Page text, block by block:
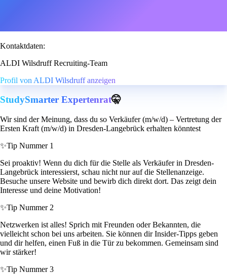
Kontaktdaten:
ALDI Wilsdruff Recruiting-Team
Profil von ALDI Wilsdruff anzeigen
StudySmarter Expertenrat🤫
Wir sind der Meinung, dass du so Verkäufer (m/w/d) – Vertretung der
Ersten Kraft (m/w/d) in Dresden-Langebrück erhalten könntest
✨Tip Nummer 1
Sei proaktiv! Wenn du dich für die Stelle als Verkäufer in Dresden-
Langebrück interessierst, schau nicht nur auf die Stellenanzeige.
Besuche unsere Website und bewirb dich direkt dort. Das zeigt dein
Interesse und deine Motivation!
✨Tip Nummer 2
Netzwerken ist alles! Sprich mit Freunden oder Bekannten, die
vielleicht schon bei uns arbeiten. Sie können dir Insider-Tipps geben
und dir helfen, einen Fuß in die Tür zu bekommen. Gemeinsam sind
wir stärker!
✨Tip Nummer 3